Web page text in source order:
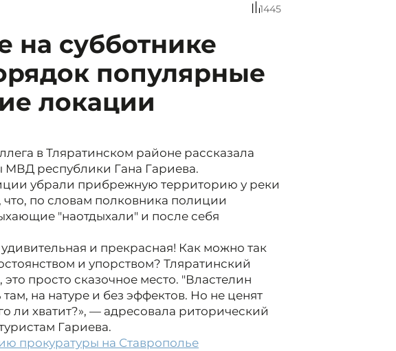
1445
на субботнике
популярные
локации
в Тляратинском районе рассказала
МВД республики Гана Гариева.
убрали прибрежную территорию у реки
что, по словам полковника полиции
"наотдыхали" и после себя
и прекрасная! Как можно так
и упорством? Тляратинский
просто сказочное место. "Властелин
на натуре и без эффектов. Но не ценят
ли хватит?», — адресовала риторический
Гариева.
прокуратуры на Ставрополье